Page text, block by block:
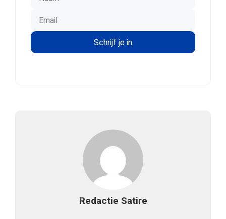
Redactie Satire